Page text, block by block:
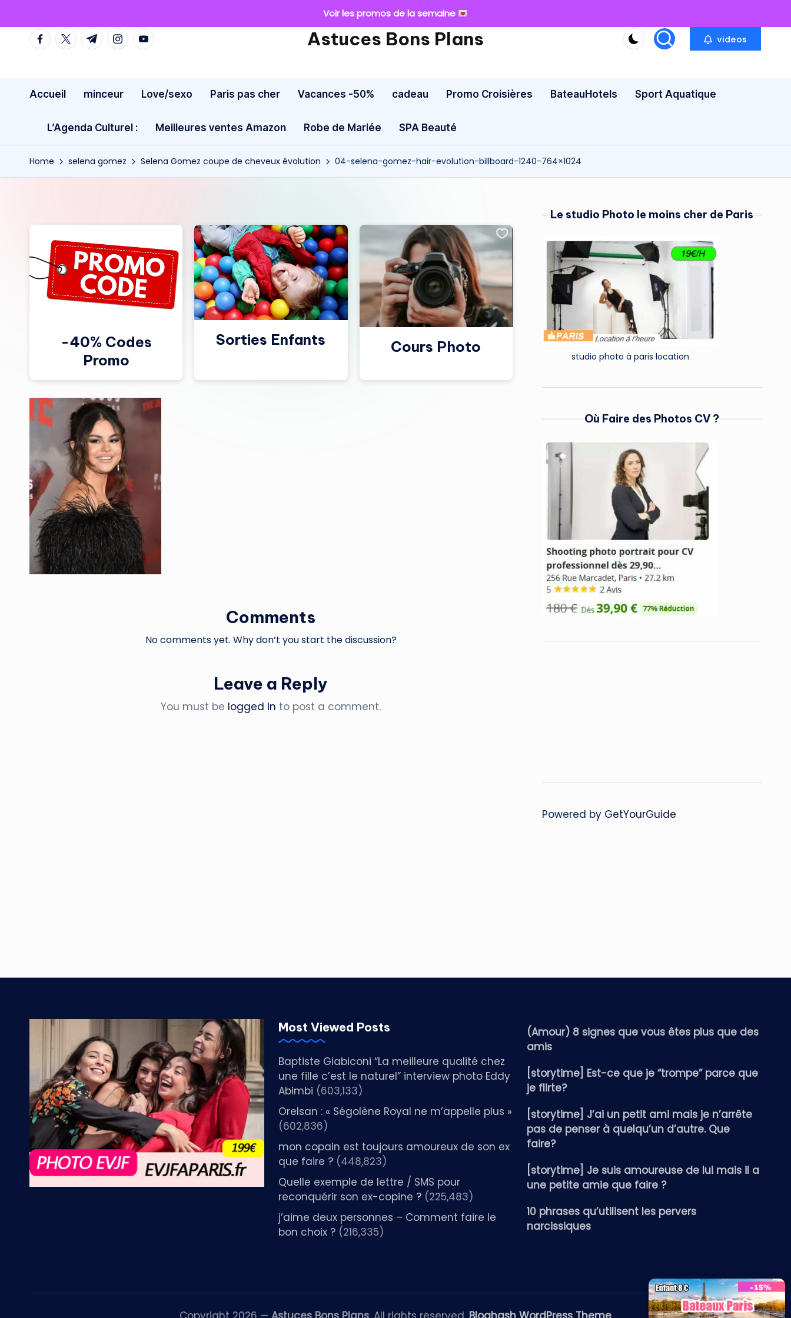
Skip
facebook.com
twitter.com
t.me instagram.com
youtube.com Astuces Bons Plans videos
Accueil minceur Love/sexo Paris pas cher Vacances -50% cadeau Promo Croisières BateauHotels Sport Aquatique
L’Agenda Culturel : Meilleures ventes Amazon Robe de Mariée SPA Beauté
Home selena gomez Selena Gomez coupe de cheveux évolution 04-selena-gomez-hair-evolution-billboard-1240-764×1024
-40% Codes
Promo
Sorties Enfants Cours Photo
Comments
No comments yet. Why don’t you start the discussion?
Leave a Reply
You must be logged in to post a comment.
Le studio Photo le moins cher de Paris
studio photo à paris location
Où Faire des Photos CV ?
Powered by GetYourGuide
Most Viewed Posts
Baptiste Giabiconi “La meilleure qualité chez
une fille c’est le naturel” interview photo Eddy
Abimbi (603,133)
Orelsan : « Ségolène Royal ne m’appelle plus »
(602,836)
mon copain est toujours amoureux de son ex
que faire ? (448,823)
Quelle exemple de lettre / SMS pour
reconquérir son ex-copine ? (225,483)
j’aime deux personnes – Comment faire le
bon choix ? (216,335)
(Amour) 8 signes que vous êtes plus que des
amis
[storytime] Est-ce que je “trompe” parce que
je flirte?
[storytime] J’ai un petit ami mais je n’arrête
pas de penser à quelqu’un d’autre. Que
faire?
[storytime] Je suis amoureuse de lui mais il a
une petite amie que faire ?
10 phrases qu’utilisent les pervers
narcissiques
Voir les promos de la semaine